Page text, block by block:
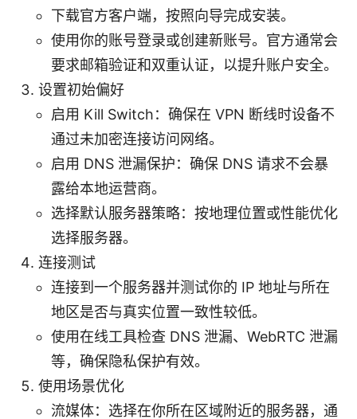
下载官方客户端，按照向导完成安装。
使用你的账号登录或创建新账号。官方通常会
要求邮箱验证和双重认证，以提升账户安全。
设置初始偏好
启用 Kill Switch：确保在 VPN 断线时设备不
通过未加密连接访问网络。
启用 DNS 泄漏保护：确保 DNS 请求不会暴
露给本地运营商。
选择默认服务器策略：按地理位置或性能优化
选择服务器。
连接测试
连接到一个服务器并测试你的 IP 地址与所在
地区是否与真实位置一致性较低。
使用在线工具检查 DNS 泄漏、WebRTC 泄漏
等，确保隐私保护有效。
使用场景优化
流媒体：选择在你所在区域附近的服务器，通